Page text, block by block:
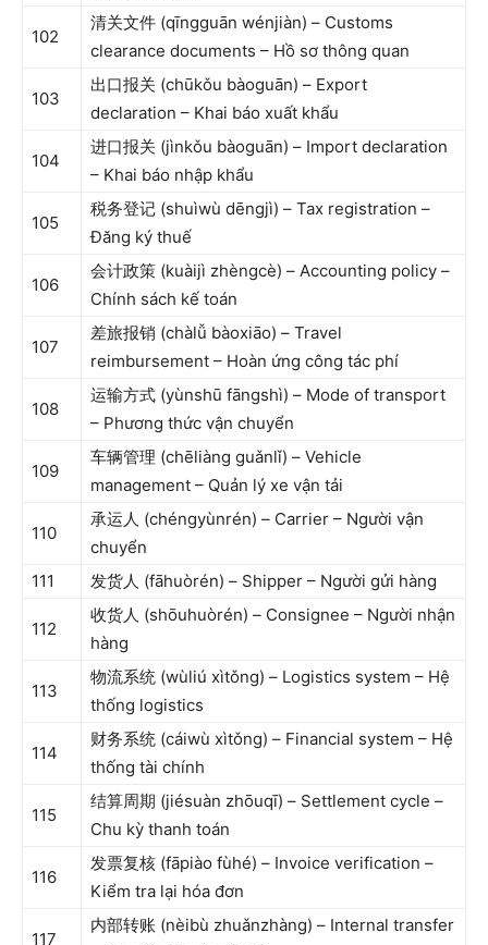
102
清关文件 (qīngguān wénjiàn) – Customs
clearance documents – Hồ sơ thông quan
103
出口报关 (chūkǒu bàoguān) – Export
declaration – Khai báo xuất khẩu
104
进口报关 (jìnkǒu bàoguān) – Import declaration
– Khai báo nhập khẩu
105
税务登记 (shuìwù dēngjì) – Tax registration –
Đăng ký thuế
106
会计政策 (kuàijì zhèngcè) – Accounting policy –
Chính sách kế toán
107
差旅报销 (chàlǚ bàoxiāo) – Travel
reimbursement – Hoàn ứng công tác phí
108
运输方式 (yùnshū fāngshì) – Mode of transport
– Phương thức vận chuyển
109
车辆管理 (chēliàng guǎnlǐ) – Vehicle
management – Quản lý xe vận tải
110
承运人 (chéngyùnrén) – Carrier – Người vận
chuyển
111
发货人 (fāhuòrén) – Shipper – Người gửi hàng
112
收货人 (shōuhuòrén) – Consignee – Người nhận
hàng
113
物流系统 (wùliú xìtǒng) – Logistics system – Hệ
thống logistics
114
财务系统 (cáiwù xìtǒng) – Financial system – Hệ
thống tài chính
115
结算周期 (jiésuàn zhōuqī) – Settlement cycle –
Chu kỳ thanh toán
116
发票复核 (fāpiào fùhé) – Invoice verification –
Kiểm tra lại hóa đơn
117
内部转账 (nèibù zhuǎnzhàng) – Internal transfer